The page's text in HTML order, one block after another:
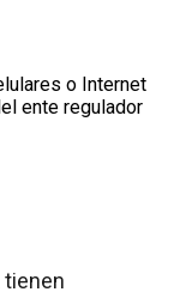
o Internet
ente regulador
tienen